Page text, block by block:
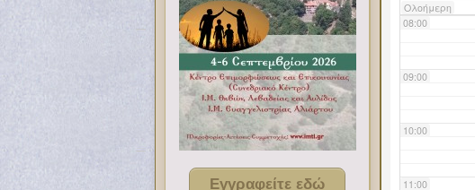
Ολοήμερη
08:00
09:00
10:00
11:00
Εγγραφείτε εδώ